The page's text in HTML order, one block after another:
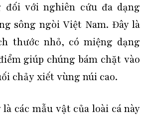
đối với nghiên cứu đa dạng
sông ngòi Việt Nam. Đây là
thước nhỏ, có miệng dạng
giúp chúng bám chặt vào
chảy xiết vùng núi cao.
các mẫu vật của loài cá này